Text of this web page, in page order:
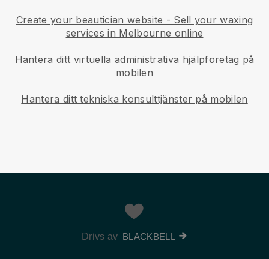
Create your beautician website - Sell your waxing
services in Melbourne online
Hantera ditt virtuella administrativa hjälpföretag på
mobilen
Hantera ditt tekniska konsulttjänster på mobilen
Drivs av BLACKBELL